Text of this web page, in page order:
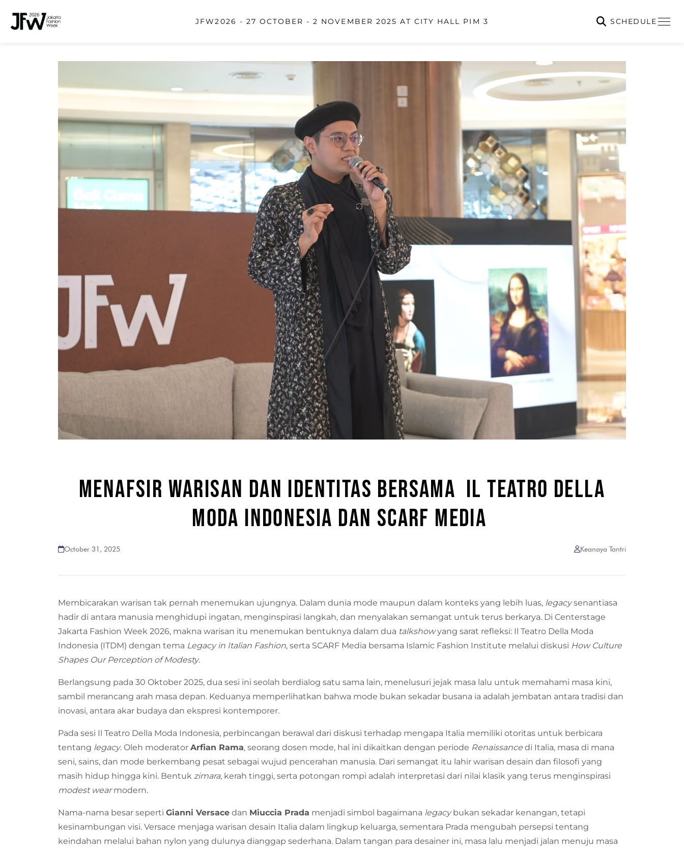
JFW2026 - 27 OCTOBER - 2 NOVEMBER 2025 AT CITY HALL PIM 3 SCHEDULE
MENAFSIR WARISAN DAN IDENTITAS BERSAMA IL TEATRO DELLA
MODA INDONESIA DAN SCARF MEDIA
October 31, 2025 Keanaya Tantri
Membicarakan warisan tak pernah menemukan ujungnya. Dalam dunia mode maupun dalam konteks yang lebih luas, legacysenantiasa
hadir di antara manusia menghidupi ingatan, menginspirasi langkah, dan menyalakan semangat untuk terus berkarya. Di Centerstage
Jakarta Fashion Week 2026, makna warisan itu menemukan bentuknya dalam dua talkshowyang sarat refleksi: Il Teatro Della Moda
Indonesia (ITDM) dengan tema Legacy in Italian Fashion, serta SCARF Media bersama Islamic Fashion Institute melalui diskusi How Culture
Shapes Our Perception of Modesty.
Berlangsung pada 30 Oktober 2025, dua sesi ini seolah berdialog satu sama lain, menelusuri jejak masa lalu untuk memahami masa kini,
sambil merancang arah masa depan. Keduanya memperlihatkan bahwa mode bukan sekadar busana ia adalah jembatan antara tradisi dan
inovasi, antara akar budaya dan ekspresi kontemporer.
Pada sesi Il Teatro Della Moda Indonesia, perbincangan berawal dari diskusi terhadap mengapa Italia memiliki otoritas untuk berbicara
tentang legacy. Oleh moderator Arfian Rama, seorang dosen mode, hal ini dikaitkan dengan periode Renaissance di Italia, masa di mana
seni, sains, dan mode berkembang pesat sebagai wujud pencerahan manusia. Dari semangat itu lahir warisan desain dan filosofi yang
masih hidup hingga kini. Bentuk zimara, kerah tinggi, serta potongan rompi adalah interpretasi dari nilai klasik yang terus menginspirasi
modest wearmodern.
Nama-nama besar seperti Gianni Versace dan Miuccia Prada menjadi simbol bagaimana legacybukan sekadar kenangan, tetapi
kesinambungan visi. Versace menjaga warisan desain Italia dalam lingkup keluarga, sementara Prada mengubah persepsi tentang
keindahan melalui bahan nylon yang dulunya dianggap sederhana. Dalam tangan para desainer ini, masa lalu menjadi jalan menuju masa